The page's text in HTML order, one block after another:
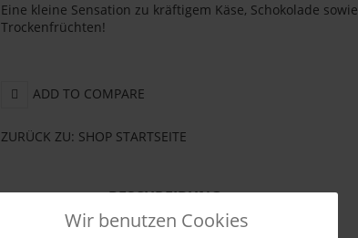
Eine kleine Sensation zu kräftigem Käse, Schokolade sowie
Trockenfrüchten!
ADD TO COMPARE
ZURÜCK ZU: SHOP STARTSEITE
BESCHREIBUNG
Wir benutzen Cookies